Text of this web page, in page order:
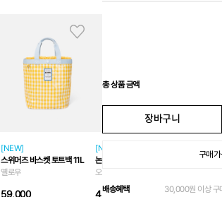
[NEW]
스위머즈 바스켓 토트백 11L
옐로우
59,000
[NEW]
논 패킹 레이서 미러 스윔 고글
오로라/화이트
45,000
[NEW]
엣지 레이
79,000
총 상품 금액
장바구니
구매
배송혜택
30,000원 이상 구